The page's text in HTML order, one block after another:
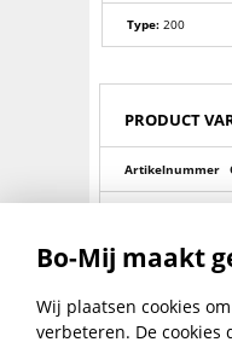
Type: 200
PRODUCT
Artikelnummer
0024101260
0024101400
Bo-Mij maakt
Wij plaatsen cookies
verbeteren. De